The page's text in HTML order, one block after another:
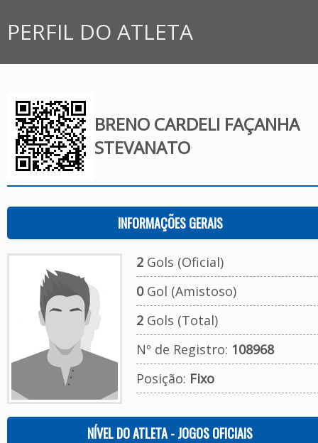
PERFIL DO ATLETA
BRENO CARDELI FAÇANHA
STEVANATO
INFORMAÇÕES GERAIS
2Gols (Oficial)
0Gol (Amistoso)
2Gols (Total)
Nº de Registro: 108968
Posição: Fixo
NÍVEL DO ATLETA - JOGOS OFICIAIS